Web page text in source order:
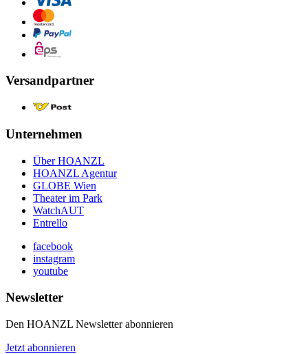
Versandpartner
Unternehmen
Über HOANZL
HOANZL Agentur
GLOBE Wien
Theater im Park
WatchAUT
Entrello
facebook
instagram
youtube
Newsletter
Den HOANZL Newsletter abonnieren
Jetzt abonnieren